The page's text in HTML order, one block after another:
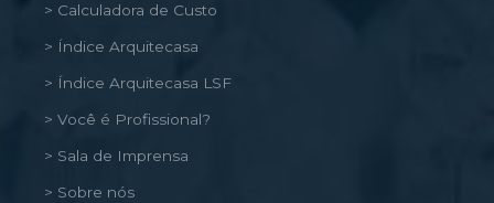
> Calculadora de Custo
> Índice Arquitecasa
> Índice Arquitecasa LSF
> Você é Profissional?
> Sala de Imprensa
> Sobre nós